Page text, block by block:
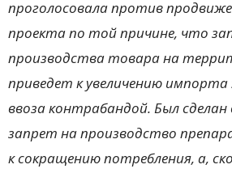
проголосовала против
проекта по той причине, что
производства товара на
приведет к увеличению
ввоза контрабандой. Был
запрет на производство
к сокращению потребления, а,